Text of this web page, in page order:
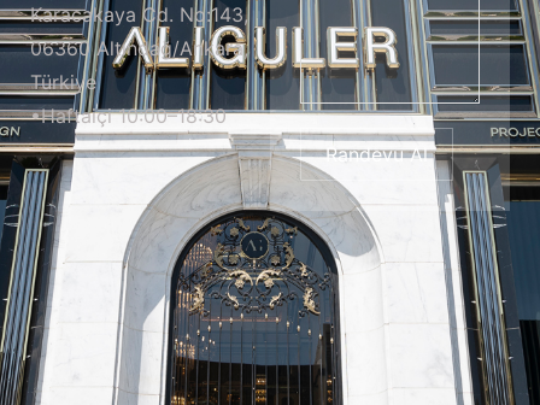
Karacakaya Cd. No:143,
06360 Altındağ/Ankara,
Türkiye
•Haftaiçi 10:00–18:30